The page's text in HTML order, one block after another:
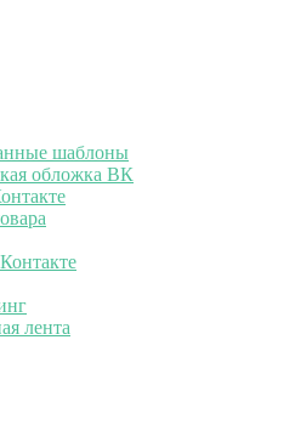
шаблоны
обложка ВК
лента